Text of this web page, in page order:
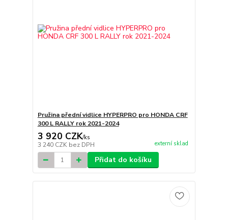
Pružina přední vidlice HYPERPRO pro HONDA CRF
300 L RALLY rok 2021-2024
3 920 CZK/ks
3 240 CZK bez DPH externí sklad
Přidat do košíku